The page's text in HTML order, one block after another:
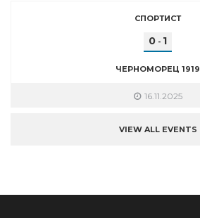
СПОРТИСТ
0 - 1
ЧЕРНОМОРЕЦ 1919
16.11.2025
VIEW ALL EVENTS